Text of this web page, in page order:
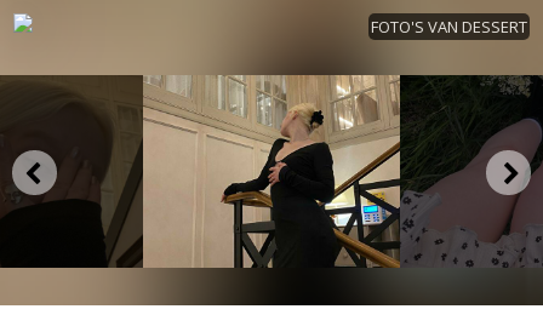
FOTO'S VAN DESSERT